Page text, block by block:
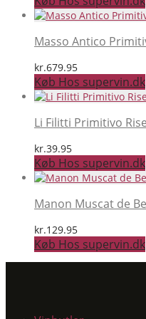
Masso Antico
kr.679.95
Køb Hos supervin.dk
Li Filitti Primitivo
kr.39.95
Køb Hos supervin.dk
Manon Muscat de
kr.129.95
Køb Hos supervin.dk